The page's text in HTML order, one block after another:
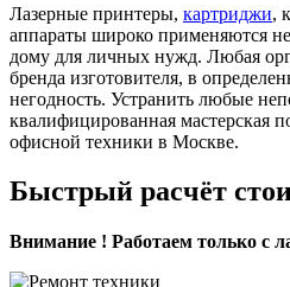
Лазерные принтеры, картриджи,
аппараты широко применяются
дому для личных нужд. Любая
бренда изготовителя, в
негодность. Устранить любые
квалифицированная мастерская
офисной техники в Москве.
Быстрый расчёт
Внимание ! Работаем только с